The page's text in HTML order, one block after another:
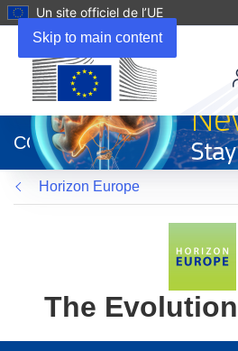
Skip to main content
Un site officiel de l’UE
dans
une
nouvelle
fenêtre)
CORDIS
Horizon Europe
The